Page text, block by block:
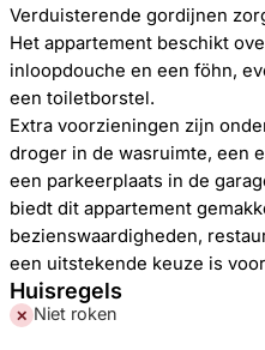
Verduisterende gordijnen
Het appartement beschikt
inloopdouche en een föhn,
een toiletborstel.
Extra voorzieningen zijn
droger in de wasruimte, een
een parkeerplaats in de
biedt dit appartement
bezienswaardigheden,
een uitstekende keuze is
Huisregels
✕ Niet roken